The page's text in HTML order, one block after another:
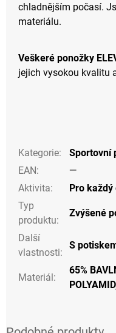
chladnějším počasí.
materiálu.
Veškeré ponožky
jejich vysokou kvalitu
Kategorie:
Sportovní
EAN:
—
Aktivita: Pro každý
Typ
produktu:
Zvýšené
Další
vlastnosti:
S
Materiál:
65%